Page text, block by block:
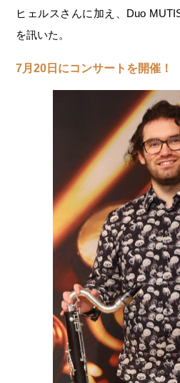
ヒェルスさんに加え、Duo
を訊いた。
7月20日にコンサートを開催！